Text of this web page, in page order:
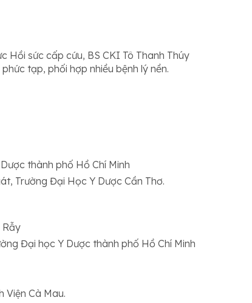
Hồi sức cấp cứu, BS CKI Tô Thanh Thúy
tạp, phối hợp nhiều bệnh lý nền.
thành phố Hồ Chí Minh
Trường Đại Học Y Dược Cần Thơ.
Rẫy
Đại học Y Dược thành phố Hồ Chí Minh
Viện Cà Mau.